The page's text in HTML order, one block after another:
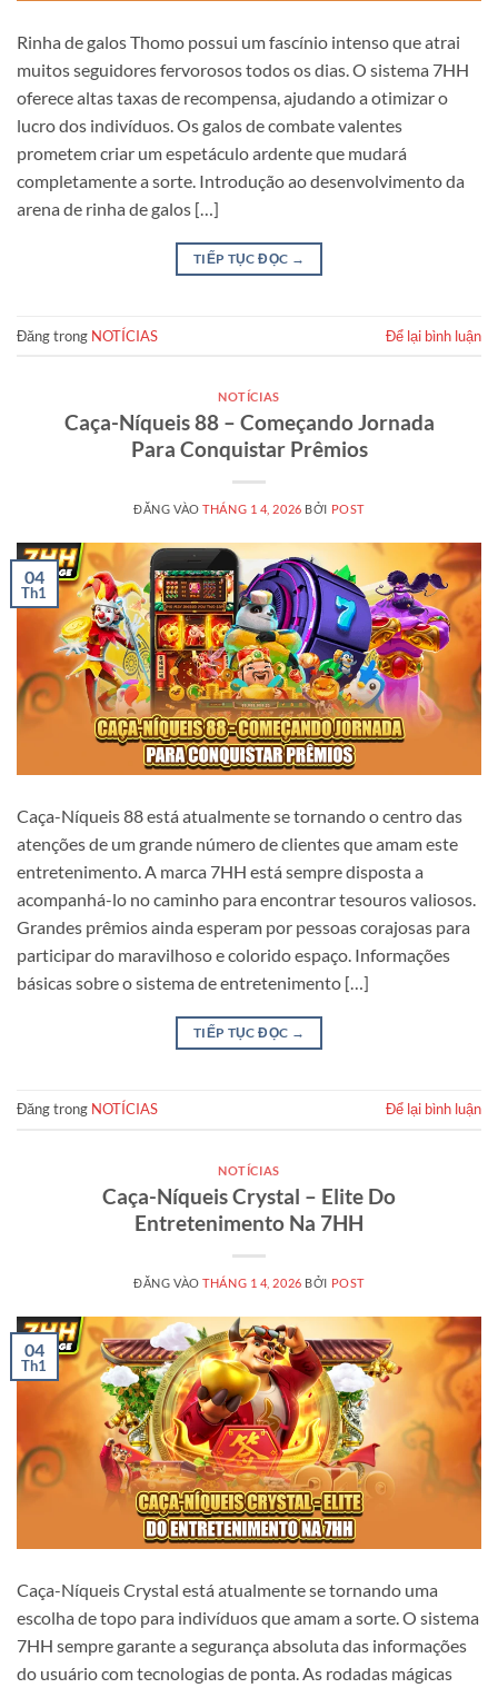
Rinha de galos Thomo possui um fascínio intenso que atrai
muitos seguidores fervorosos todos os dias. O sistema 7HH
oferece altas taxas de recompensa, ajudando a otimizar o
lucro dos indivíduos. Os galos de combate valentes
prometem criar um espetáculo ardente que mudará
completamente a sorte. Introdução ao desenvolvimento da
arena de rinha de galos […]
TIẾP TỤC ĐỌC →
Đăng trong NOTÍCIAS Để lại bình luận
NOTÍCIAS
Caça-Níqueis 88 – Começando Jornada
Para Conquistar Prêmios
ĐĂNG VÀOTHÁNG 1 4, 2026 BỞI POST
04
Th1
Caça-Níqueis 88 está atualmente se tornando o centro das
atenções de um grande número de clientes que amam este
entretenimento. A marca 7HH está sempre disposta a
acompanhá-lo no caminho para encontrar tesouros valiosos.
Grandes prêmios ainda esperam por pessoas corajosas para
participar do maravilhoso e colorido espaço. Informações
básicas sobre o sistema de entretenimento […]
TIẾP TỤC ĐỌC →
Đăng trong NOTÍCIAS Để lại bình luận
NOTÍCIAS
Caça-Níqueis Crystal – Elite Do
Entretenimento Na 7HH
ĐĂNG VÀOTHÁNG 1 4, 2026 BỞI POST
04
Th1
Caça-Níqueis Crystal está atualmente se tornando uma
escolha de topo para indivíduos que amam a sorte. O sistema
7HH sempre garante a segurança absoluta das informações
do usuário com tecnologias de ponta. As rodadas mágicas